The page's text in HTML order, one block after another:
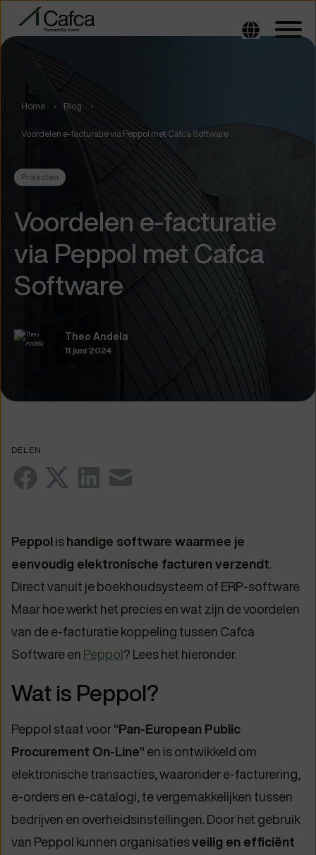
Home Blog
Voordelen e-facturatie via Peppol met Cafca Software
Projecten
Voordelen e-facturatie
via Peppol met Cafca
Software
Theo Andela
11 juni 2024
DELEN
Peppol ishandige software waarmee je
eenvoudig elektronische facturen verzendt.
Direct vanuit je boekhoudsysteem of ERP-software.
Maar hoe werkt het precies en wat zijn de voordelen
van de e-facturatie koppeling tussen Cafca
Software en Peppol? Lees het hieronder.
Wat is Peppol?
Peppol staat voor "Pan-European Public
Procurement On-Line" en is ontwikkeld om
elektronische transacties, waaronder e-facturering,
e-orders en e-catalogi, te vergemakkelijken tussen
bedrijven en overheidsinstellingen. Door het gebruik
van Peppol kunnen organisatiesveilig en efficiënt